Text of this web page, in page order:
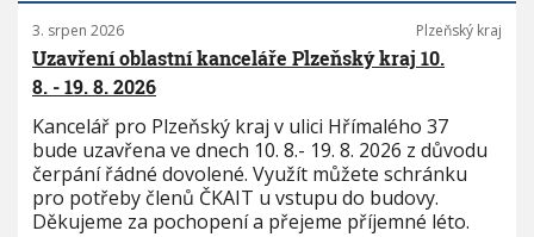
3. srpen 2026 Plzeňský kraj
Uzavření oblastní kanceláře Plzeňský kraj 10.
8. - 19. 8. 2026
Kancelář pro Plzeňský kraj v ulici Hřímalého 37
bude uzavřena ve dnech 10. 8.- 19. 8. 2026 z důvodu
čerpání řádné dovolené. Využít můžete schránku
pro potřeby členů ČKAIT u vstupu do budovy.
Děkujeme za pochopení a přejeme příjemné léto.